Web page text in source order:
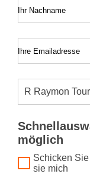
Ihr Nachname
Ihre Emailadresse
möglich
Schicken
sie mich